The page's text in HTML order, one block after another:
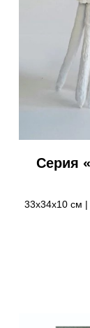
Серия
33х34х10 см